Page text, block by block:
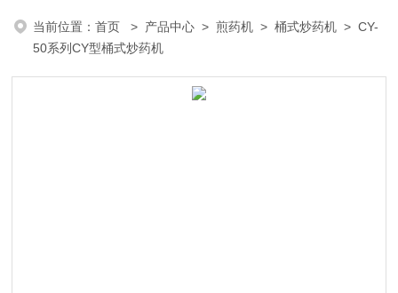
当前位置：首页 > 产品中心 >煎药机 >桶式炒药机 > CY-
50系列CY型桶式炒药机